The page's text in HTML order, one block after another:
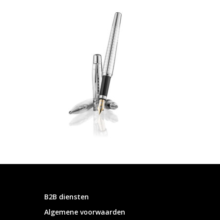
B2B diensten
Algemene voorwaarden